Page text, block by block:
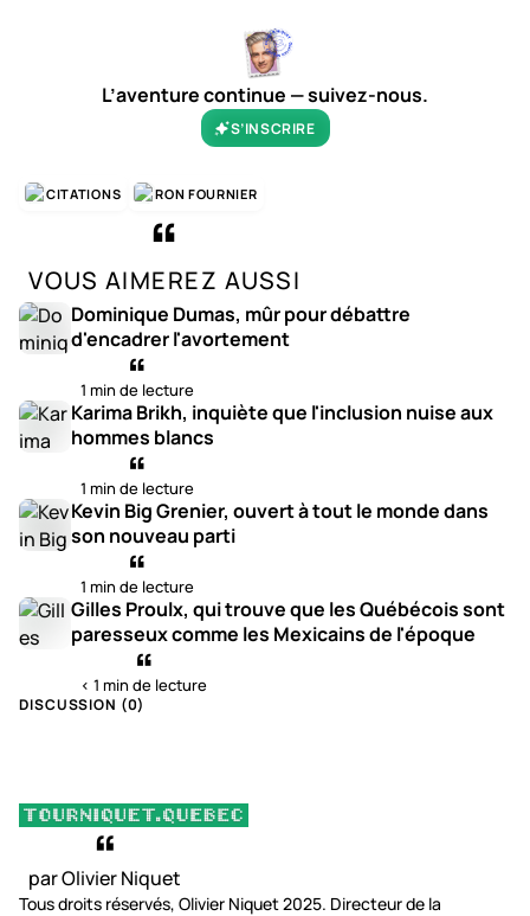
L’aventure continue — suivez-nous.
S’INSCRIRE
CITATIONS RON FOURNIER
VOUS AIMEREZ AUSSI
Dominique Dumas, mûr pour débattre
d'encadrer l'avortement
1 min de lecture
Karima Brikh, inquiète que l'inclusion nuise aux
hommes blancs
1 min de lecture
Kevin Big Grenier, ouvert à tout le monde dans
son nouveau parti
1 min de lecture
Gilles Proulx, qui trouve que les Québécois sont
paresseux comme les Mexicains de l'époque
< 1 min de lecture
DISCUSSION (0)
par Olivier Niquet
Tous droits réservés, Olivier Niquet 2025. Directeur de la